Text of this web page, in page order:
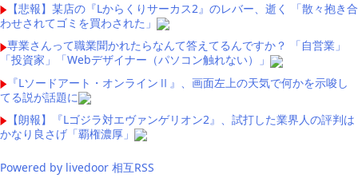
【悲報】某店の『Lからくりサーカス2』のレバー、逝く 「散々抱き合
わせされてゴミを買わされた」
専業さんって職業聞かれたらなんて答えてるんですか？ 「自営業」
「投資家」「Webデザイナー（パソコン触れない）」
『Lソードアート・オンラインⅡ』、画面左上の天気で何かを示唆し
てる説が話題に
【朗報】『Lゴジラ対エヴァンゲリオン2』、試打した業界人の評判は
かなり良さげ「覇権濃厚」
Powered by livedoor 相互RSS